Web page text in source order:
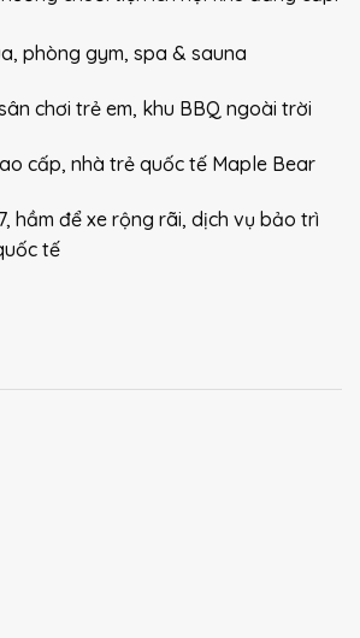
phòng gym, spa & sauna
chơi trẻ em, khu BBQ ngoài trời
cấp, nhà trẻ quốc tế Maple Bear
hầm để xe rộng rãi, dịch vụ bảo trì
tế